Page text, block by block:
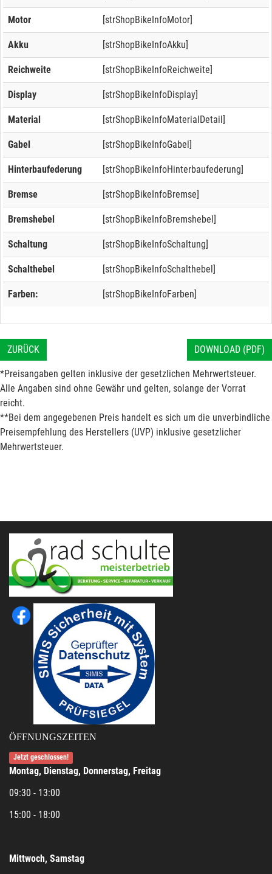
Motor [strShopBikeInfoMotor]
Akku [strShopBikeInfoAkku]
Reichweite [strShopBikeInfoReichweite]
Display [strShopBikeInfoDisplay]
Material [strShopBikeInfoMaterialDetail]
Gabel [strShopBikeInfoGabel]
Hinterbaufederung [strShopBikeInfoHinterbaufederung]
Bremse [strShopBikeInfoBremse]
Bremshebel [strShopBikeInfoBremshebel]
Schaltung [strShopBikeInfoSchaltung]
Schalthebel [strShopBikeInfoSchalthebel]
Farben: [strShopBikeInfoFarben]
ZURÜCK DOWNLOAD (PDF)
*Preisangaben gelten inklusive der gesetzlichen Mehrwertsteuer.
Alle Angaben sind ohne Gewähr und gelten, solange der Vorrat
reicht.
**Bei dem angegebenen Preis handelt es sich um die unverbindliche
Preisempfehlung des Herstellers (UVP) inklusive gesetzlicher
Mehrwertsteuer.
ÖFFNUNGSZEITEN
Jetzt geschlossen!
Montag, Dienstag, Donnerstag, Freitag
09:30 - 13:00
15:00 - 18:00
Mittwoch, Samstag